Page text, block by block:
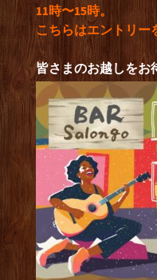
11時〜15時。
こちらはエントリー
皆さまのお越しをお